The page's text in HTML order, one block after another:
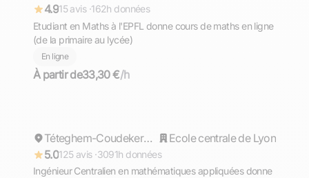
4.915 avis ·162h données
Etudiant en Maths à l'EPFL donne cours de maths en ligne
(de la primaire au lycée)
En ligne
À partir de33,30 €/h
Répond rapidement Téteghem-Coudekerque-Village
Ecole centrale de Lyon
5.0125 avis ·3091h données
Ingénieur Centralien en mathématiques appliquées donne